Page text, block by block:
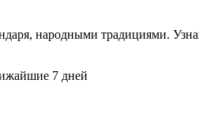
народными традициями.
7 дней